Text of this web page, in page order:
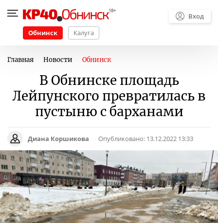
Обнинск Калуга
Вход
Главная Новости Обнинск
В Обнинске площадь
Лейпунского превратилась в
пустыню с барханами
Диана Коршикова Опубликовано: 13.12.2022 13:33